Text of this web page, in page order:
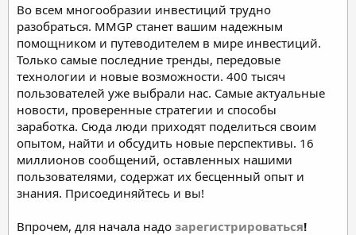
Во всем многообразии инвестиций трудно
разобраться. MMGP станет вашим надежным
помощником и путеводителем в мире инвестиций.
Только самые последние тренды, передовые
технологии и новые возможности. 400 тысяч
пользователей уже выбрали нас. Самые актуальные
новости, проверенные стратегии и способы
заработка. Сюда люди приходят поделиться своим
опытом, найти и обсудить новые перспективы. 16
миллионов сообщений, оставленных нашими
пользователями, содержат их бесценный опыт и
знания. Присоединяйтесь и вы!
Впрочем, для начала надо зарегистрироваться!